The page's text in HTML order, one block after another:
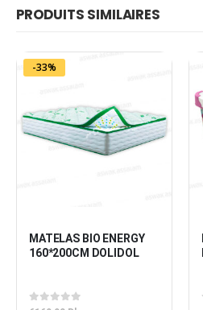
PRODUITS SIMILAIRES
-33%
MATELAS BIO ENERGY
160*200CM DOLIDOL